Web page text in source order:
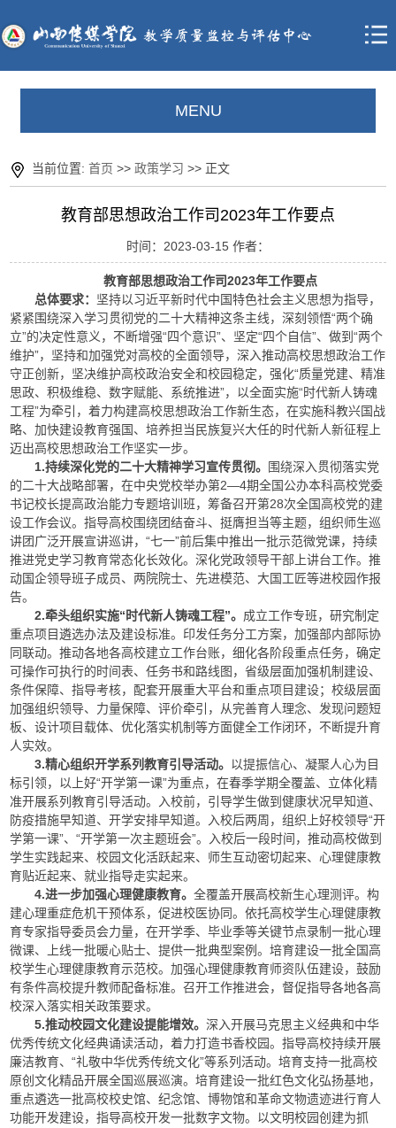
MENU
当前位置:首页 >>政策学习 >> 正文
教育部思想政治工作司2023年工作要点
时间：2023-03-15 作者：
教育部思想政治工作司2023年工作要点
总体要求： 坚持以习近平新时代中国特色社会主义思想为指导，
紧紧围绕深入学习贯彻党的二十大精神这条主线，深刻领悟“两个确
立”的决定性意义，不断增强“四个意识”、坚定“四个自信”、做到“两个
维护”，坚持和加强党对高校的全面领导，深入推动高校思想政治工作
守正创新，坚决维护高校政治安全和校园稳定，强化“质量党建、精准
思政、积极维稳、数字赋能、系统推进”，以全面实施“时代新人铸魂
工程”为牵引，着力构建高校思想政治工作新生态，在实施科教兴国战
略、加快建设教育强国、培养担当民族复兴大任的时代新人新征程上
迈出高校思想政治工作坚实一步。
1.持续深化党的二十大精神学习宣传贯彻。
围绕深入贯彻落实党
的二十大战略部署，在中央党校举办第2—4期全国公办本科高校党委
书记校长提高政治能力专题培训班，筹备召开第28次全国高校党的建
设工作会议。指导高校围绕团结奋斗、挺膺担当等主题，组织师生巡
讲团广泛开展宣讲巡讲，“七一”前后集中推出一批示范微党课，持续
推进党史学习教育常态化长效化。深化党政领导干部上讲台工作。推
动国企领导班子成员、两院院士、先进模范、大国工匠等进校园作报
告。
2.牵头组织实施“时代新人铸魂工程”。 成立工作专班，研究制定
重点项目遴选办法及建设标准。印发任务分工方案，加强部内部际协
同联动。推动各地各高校建立工作台账，细化各阶段重点任务，确定
可操作可执行的时间表、任务书和路线图，省级层面加强机制建设、
条件保障、指导考核，配套开展重大平台和重点项目建设；校级层面
加强组织领导、力量保障、评价牵引，从完善育人理念、发现问题短
板、设计项目载体、优化落实机制等方面健全工作闭环，不断提升育
人实效。
3.精心组织开学系列教育引导活动。
以提振信心、凝聚人心为目
标引领，以上好“开学第一课”为重点，在春季学期全覆盖、立体化精
准开展系列教育引导活动。入校前，引导学生做到健康状况早知道、
防疫措施早知道、开学安排早知道。入校后两周，组织上好校领导“开
学第一课”、“开学第一次主题班会”。入校后一段时间，推动高校做到
学生实践起来、校园文化活跃起来、师生互动密切起来、心理健康教
育贴近起来、就业指导走实起来。
4.进一步加强心理健康教育。全覆盖开展高校新生心理测评。构
建心理重症危机干预体系，促进校医协同。依托高校学生心理健康教
育专家指导委员会力量，在开学季、毕业季等关键节点录制一批心理
微课、上线一批暖心贴士、提供一批典型案例。培育建设一批全国高
校学生心理健康教育示范校。加强心理健康教育师资队伍建设，鼓励
有条件高校提升教师配备标准。召开工作推进会，督促指导各地各高
校深入落实相关政策要求。
5.推动校园文化建设提能增效。深入开展马克思主义经典和中华
优秀传统文化经典诵读活动，着力打造书香校园。指导高校持续开展
廉洁教育、“礼敬中华优秀传统文化”等系列活动。培育支持一批高校
原创文化精品开展全国巡展巡演。培育建设一批红色文化弘扬基地，
重点遴选一批高校校史馆、纪念馆、博物馆和革命文物遗迹进行育人
功能开发建设，指导高校开发一批数字文物。以文明校园创建为抓